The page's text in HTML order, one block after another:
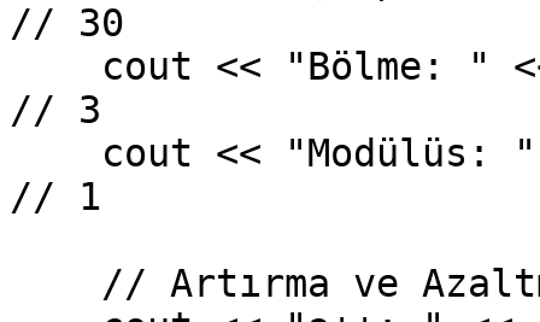
// 30
// 3
// 1